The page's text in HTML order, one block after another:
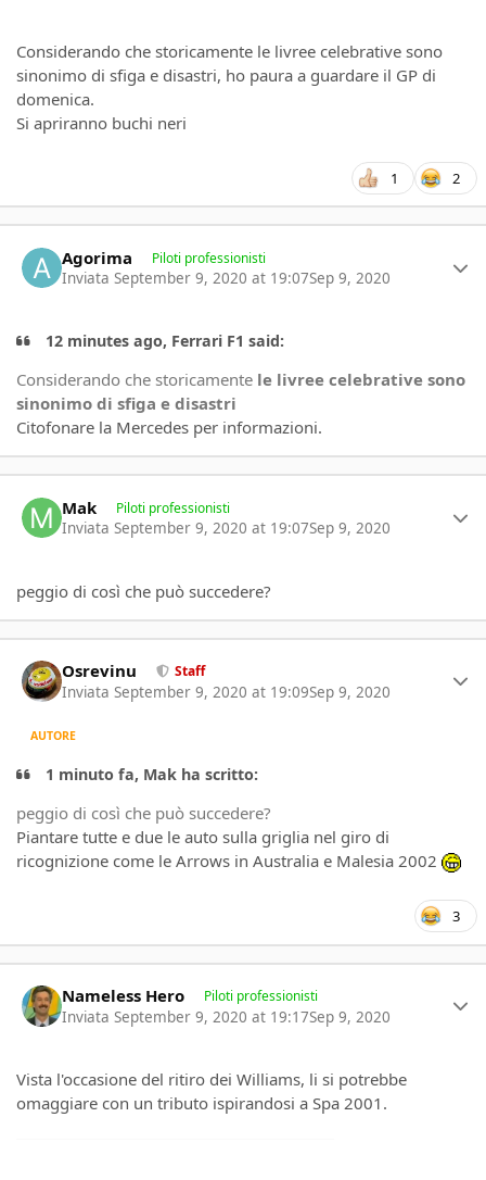
Considerando che storicamente le livree celebrative sono
sinonimo di sfiga e disastri, ho paura a guardare il GP di
domenica.
Si apriranno buchi neri
1 2
Agorima Piloti professionisti
Inviata September 9, 2020 at 19:07Sep 9, 2020
12 minutes ago, Ferrari F1 said:
Considerando che storicamente le livree celebrative sono
sinonimo di sfiga e disastri
Citofonare la Mercedes per informazioni.
Mak Piloti professionisti
Inviata September 9, 2020 at 19:07Sep 9, 2020
peggio di così che può succedere?
Osrevinu Staff
Inviata September 9, 2020 at 19:09Sep 9, 2020
AUTORE
1 minuto fa, Mak ha scritto:
peggio di così che può succedere?
Piantare tutte e due le auto sulla griglia nel giro di
ricognizione come le Arrows in Australia e Malesia 2002
3
Nameless Hero Piloti professionisti
Inviata September 9, 2020 at 19:17Sep 9, 2020
Vista l'occasione del ritiro dei Williams, li si potrebbe
omaggiare con un tributo ispirandosi a Spa 2001.